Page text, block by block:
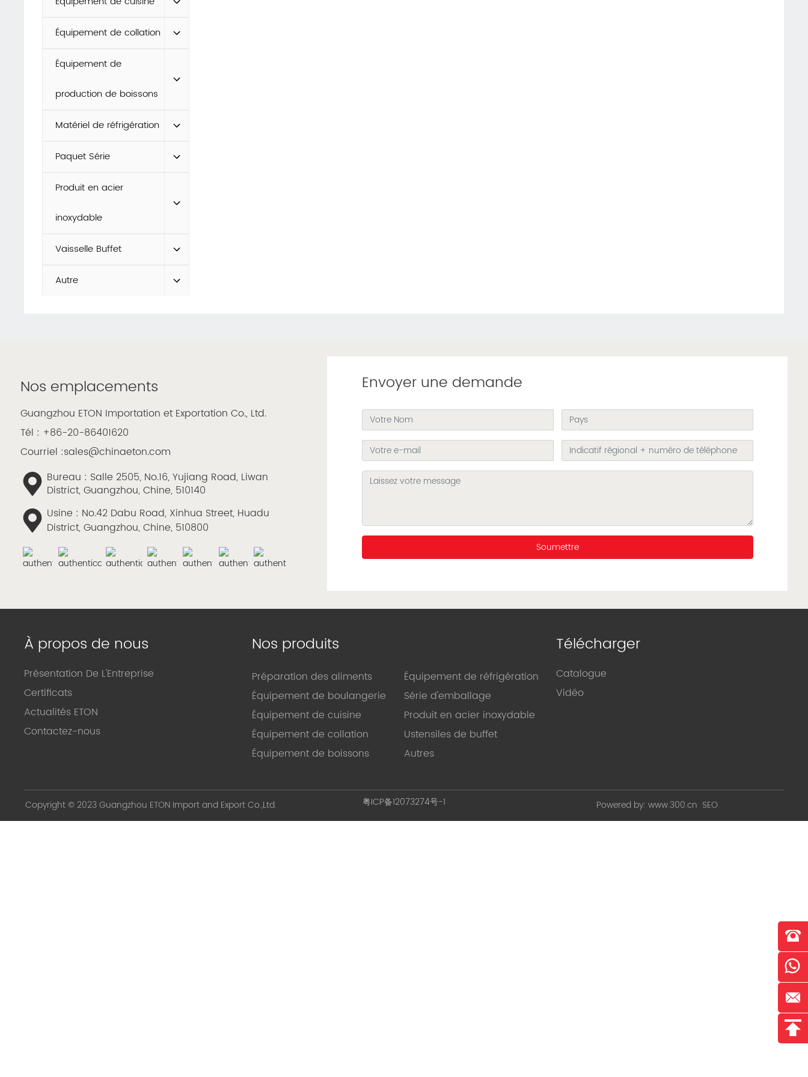
Équipement de collation
Équipement de
production de boissons
Matériel de réfrigération
Paquet Série
Produit en acier
inoxydable
Vaisselle Buffet
Autre
Nos emplacements
Guangzhou ETON Importation et Exportation Co., Ltd.
Tél : +86-20-86401620
Courriel :sales@chinaeton.com
Bureau : Salle 2505, No.16, Yujiang Road, Liwan
District, Guangzhou, Chine, 510140
Usine : No.42 Dabu Road, Xinhua Street, Huadu
District, Guangzhou, Chine, 510800
Envoyer une demande
Soumettre
À propos de nous
Présentation De L'Entreprise
Certificats
Actualités ETON
Contactez-nous
Nos produits
Préparation des aliments
Équipement de boulangerie
Équipement de cuisine
Équipement de collation
Équipement de boissons
Équipement de réfrigération
Série d'emballage
Produit en acier inoxydable
Ustensiles de buffet
Autres
Télécharger
Catalogue
Vidéo
Copyright © 2023 Guangzhou ETON Import and Export Co.,Ltd. 粤ICP备12073274号-1 Powered by:www.300.cn SEO